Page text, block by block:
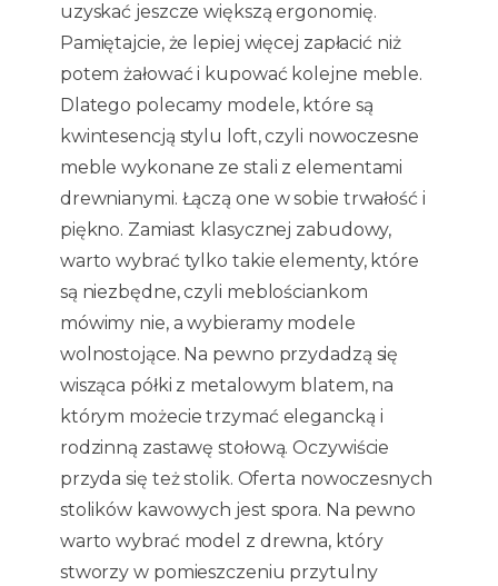
uzyskać jeszcze większą ergonomię.
Pamiętajcie, że lepiej więcej zapłacić niż
potem żałować i kupować kolejne meble.
Dlatego polecamy modele, które są
kwintesencją stylu loft, czyli nowoczesne
meble wykonane ze stali z elementami
drewnianymi. Łączą one w sobie trwałość i
piękno. Zamiast klasycznej zabudowy,
warto wybrać tylko takie elementy, które
są niezbędne, czyli meblościankom
mówimy nie, a wybieramy modele
wolnostojące. Na pewno przydadzą się
wisząca półki z metalowym blatem, na
którym możecie trzymać elegancką i
rodzinną zastawę stołową. Oczywiście
przyda się też stolik. Oferta nowoczesnych
stolików kawowych jest spora. Na pewno
warto wybrać model z drewna, który
stworzy w pomieszczeniu przytulny